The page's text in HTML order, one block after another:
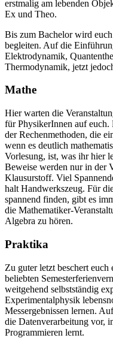
erstmalig am lebenden
Ex und Theo.
Bis zum Bachelor wird
begleiten. Auf die
Elektrodynamik,
Thermodynamik, jetzt
Mathe
Hier warten die
für PhysikerInnen auf euch.
der Rechenmethoden, die
wenn es deutlich
Vorlesung, ist, was ihr hier
Beweise werden nur in der
Klausurstoff. Viel
halt Handwerkszeug. Für
spannend finden, gibt es
die Mathematiker-
Algebra zu hören.
Praktika
Zu guter letzt beschert euch
beliebten
weitgehend selbstständig
Experimentalphysik
Messergebnissen lernen.
die Datenverarbeitung vor,
Programmieren lernt.